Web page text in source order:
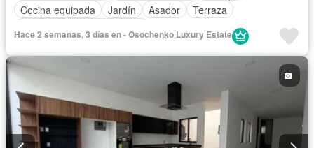
Cocina equipada
Jardín Asador
Terraza
Hace 2 semanas, 3 días en - Osochenko Luxury Estate